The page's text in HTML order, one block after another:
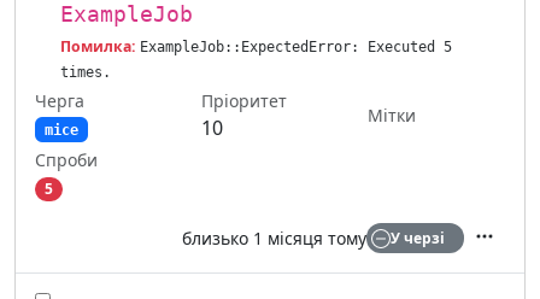
ExampleJob
Помилка: ExampleJob::ExpectedError: Executed 5
times.
Черга
mice
Пріоритет
10
Мітки
Спроби
5
близько 1 місяця тому У черзі